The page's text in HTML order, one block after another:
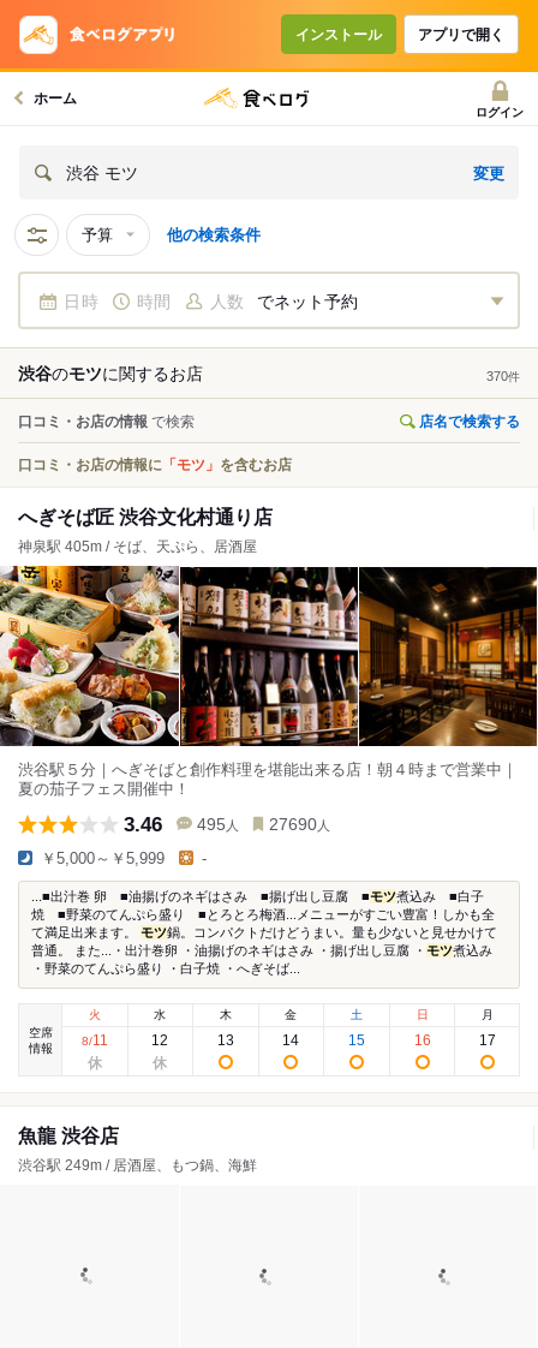
インストール アプリで開く
ホーム
ログイン
渋谷 モツ 変更
予算 他の検索条件
日時 時間 人数 でネット予約
渋谷のモツに関するお店 370件
口コミ・お店の情報 で検索 店名で検索する
口コミ・お店の情報に 「モツ」 を含むお店
へぎそば匠 渋谷文化村通り店
神泉駅 405m / そば、天ぷら、居酒屋
渋谷駅５分｜へぎそばと創作料理を堪能出来る店！朝４時まで営業中｜
夏の茄子フェス開催中！
3.46 495 人 27690 人
￥5,000～￥5,999 -
...■出汁巻 卵 ■油揚げのネギはさみ ■揚げ出し豆腐 ■モツ煮込み ■白子
焼 ■野菜のてんぷら盛り ■とろとろ梅酒...メニューがすごい豊富！しかも全
て満足出来ます。 モツ鍋。コンパクトだけどうまい。量も少ないと見せかけて
普通。 また...・出汁巻卵 ・油揚げのネギはさみ ・揚げ出し豆腐 ・ モツ煮込み
・野菜のてんぷら盛り ・白子焼 ・へぎそば...
空席
情報
火
8/11
水
12
木
13
金
14
土
15
日
16
月
17
魚龍 渋谷店
渋谷駅 249m / 居酒屋、もつ鍋、海鮮